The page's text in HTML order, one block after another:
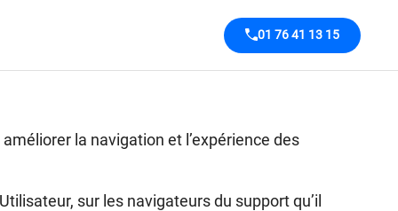
01 76 41 13 15
la navigation et l’expérience des
sur les navigateurs du support qu’il